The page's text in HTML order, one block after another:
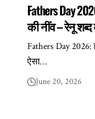
Fathers Day
की नींव – रेनू
Fathers Day
ऐसा…
June 20, 2026